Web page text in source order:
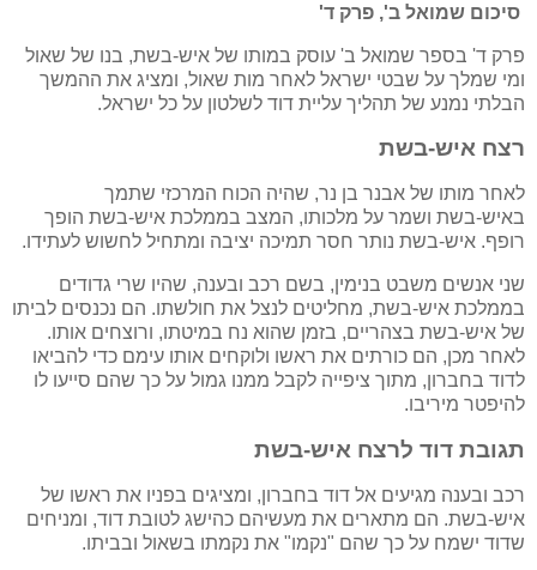
סיכום שמואל ב', פרק ד'
פרק ד' בספר שמואל ב' עוסק במותו של איש-בשת, בנו של שאול
ומי שמלך על שבטי ישראל לאחר מות שאול, ומציג את ההמשך
הבלתי נמנע של תהליך עליית דוד לשלטון על כל ישראל.
רצח איש-בשת
לאחר מותו של אבנר בן נר, שהיה הכוח המרכזי שתמך
באיש-בשת ושמר על מלכותו, המצב בממלכת איש-בשת הופך
רופף. איש-בשת נותר חסר תמיכה יציבה ומתחיל לחשוש לעתידו.
שני אנשים משבט בנימין, בשם רכב ובענה, שהיו שרי גדודים
בממלכת איש-בשת, מחליטים לנצל את חולשתו. הם נכנסים לביתו
של איש-בשת בצהריים, בזמן שהוא נח במיטתו, ורוצחים אותו.
לאחר מכן, הם כורתים את ראשו ולוקחים אותו עימם כדי להביאו
לדוד בחברון, מתוך ציפייה לקבל ממנו גמול על כך שהם סייעו לו
להיפטר מיריבו.
תגובת דוד לרצח איש-בשת
רכב ובענה מגיעים אל דוד בחברון, ומציגים בפניו את ראשו של
איש-בשת. הם מתארים את מעשיהם כהישג לטובת דוד, ומניחים
שדוד ישמח על כך שהם "נקמו" את נקמתו בשאול ובביתו.